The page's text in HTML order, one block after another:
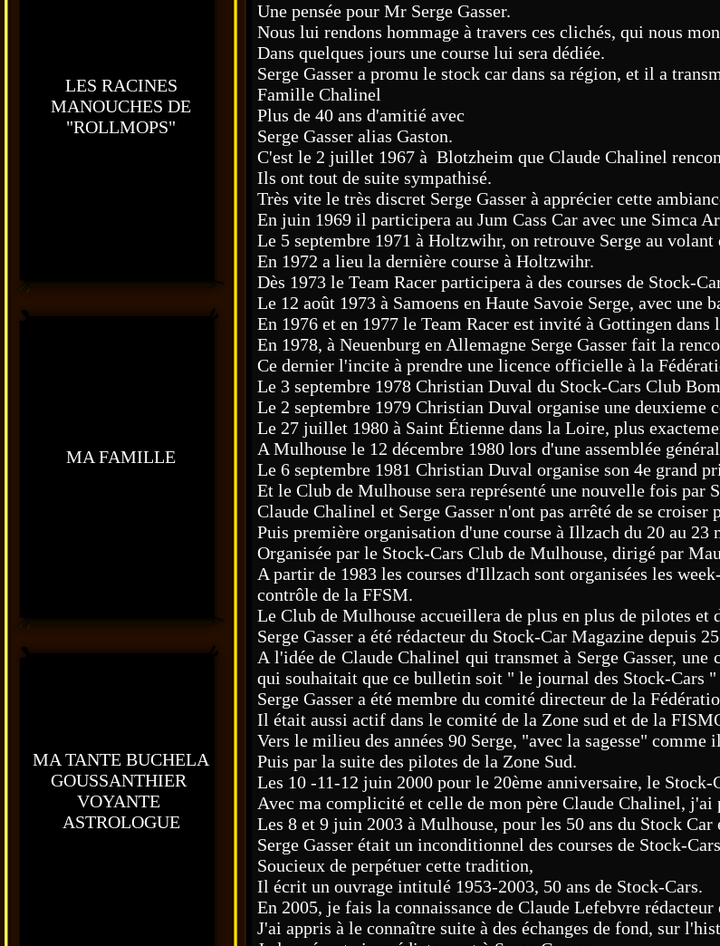
LES RACINES
MANOUCHES DE
"ROLLMOPS"
MA FAMILLE
MA TANTE BUCHELA
GOUSSANTHIER
VOYANTE
ASTROLOGUE
Une pensée pour Mr Serge Gasser.
Nous lui rendons hommage à travers ces clichés, qui nous
Dans quelques jours une course lui sera dédiée.
Serge Gasser a promu le stock car dans sa région, et il a
Famille Chalinel
Plus de 40 ans d'amitié avec
Serge Gasser alias Gaston.
C'est le 2 juillet 1967 à Blotzheim que Claude Chalinel
Ils ont tout de suite sympathisé.
Très vite le très discret Serge Gasser à apprécier cette
En juin 1969 il participera au Jum Cass Car avec une Simca
Le 5 septembre 1971 à Holtzwihr, on retrouve Serge au
En 1972 a lieu la dernière course à Holtzwihr.
Dès 1973 le Team Racer participera à des courses de Stock-
Le 12 août 1973 à Samoens en Haute Savoie Serge, avec
En 1976 et en 1977 le Team Racer est invité à Gottingen
En 1978, à Neuenburg en Allemagne Serge Gasser fait la
Ce dernier l'incite à prendre une licence officielle à la
Le 3 septembre 1978 Christian Duval du Stock-Cars Club
Le 2 septembre 1979 Christian Duval organise une deuxieme
Le 27 juillet 1980 à Saint Étienne dans la Loire, plus
A Mulhouse le 12 décembre 1980 lors d'une assemblée
Le 6 septembre 1981 Christian Duval organise son 4e grand
Et le Club de Mulhouse sera représenté une nouvelle fois par
Claude Chalinel et Serge Gasser n'ont pas arrêté de se croiser
Puis première organisation d'une course à Illzach du 20 au 23
Organisée par le Stock-Cars Club de Mulhouse, dirigé par
A partir de 1983 les courses d'Illzach sont organisées les
contrôle de la FFSM.
Le Club de Mulhouse accueillera de plus en plus de pilotes
Serge Gasser a été rédacteur du Stock-Car Magazine depuis
A l'idée de Claude Chalinel qui transmet à Serge Gasser,
qui souhaitait que ce bulletin soit " le journal des Stock-Cars
Serge Gasser a été membre du comité directeur de la
Il était aussi actif dans le comité de la Zone sud et de la
Vers le milieu des années 90 Serge, "avec la sagesse"
Puis par la suite des pilotes de la Zone Sud.
Les 10 -11-12 juin 2000 pour le 20ème anniversaire, le
Avec ma complicité et celle de mon père Claude Chalinel,
Les 8 et 9 juin 2003 à Mulhouse, pour les 50 ans du Stock
Serge Gasser était un inconditionnel des courses de Stock-
Soucieux de perpétuer cette tradition,
Il écrit un ouvrage intitulé 1953-2003, 50 ans de Stock-Cars.
En 2005, je fais la connaissance de Claude Lefebvre
J'ai appris à le connaître suite à des échanges de fond, sur